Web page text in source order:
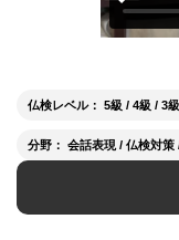
仏検レベル： 5級 / 4級 / 3
分野： 会話表現 / 仏検対策